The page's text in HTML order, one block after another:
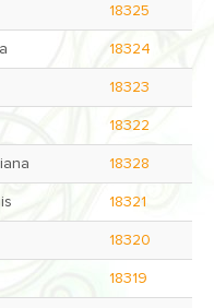
18325
18324
18323
18322
18328
18321
18320
18319